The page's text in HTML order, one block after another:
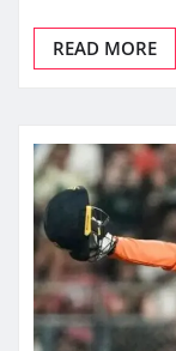
READ MORE